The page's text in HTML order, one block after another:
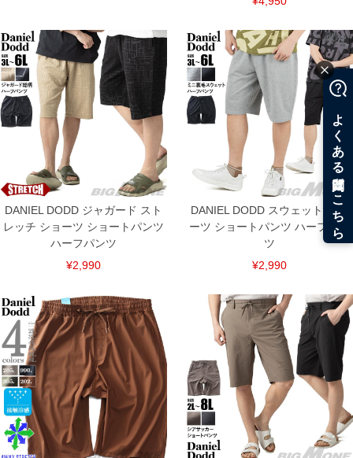
DANIEL DODD ジャガード スト
レッチ ショーツ ショートパンツ
ハーフパンツ
¥2,990
DANIEL DODD スウェット ショ
ーツ ショートパンツ ハーフパン
ツ
¥2,990